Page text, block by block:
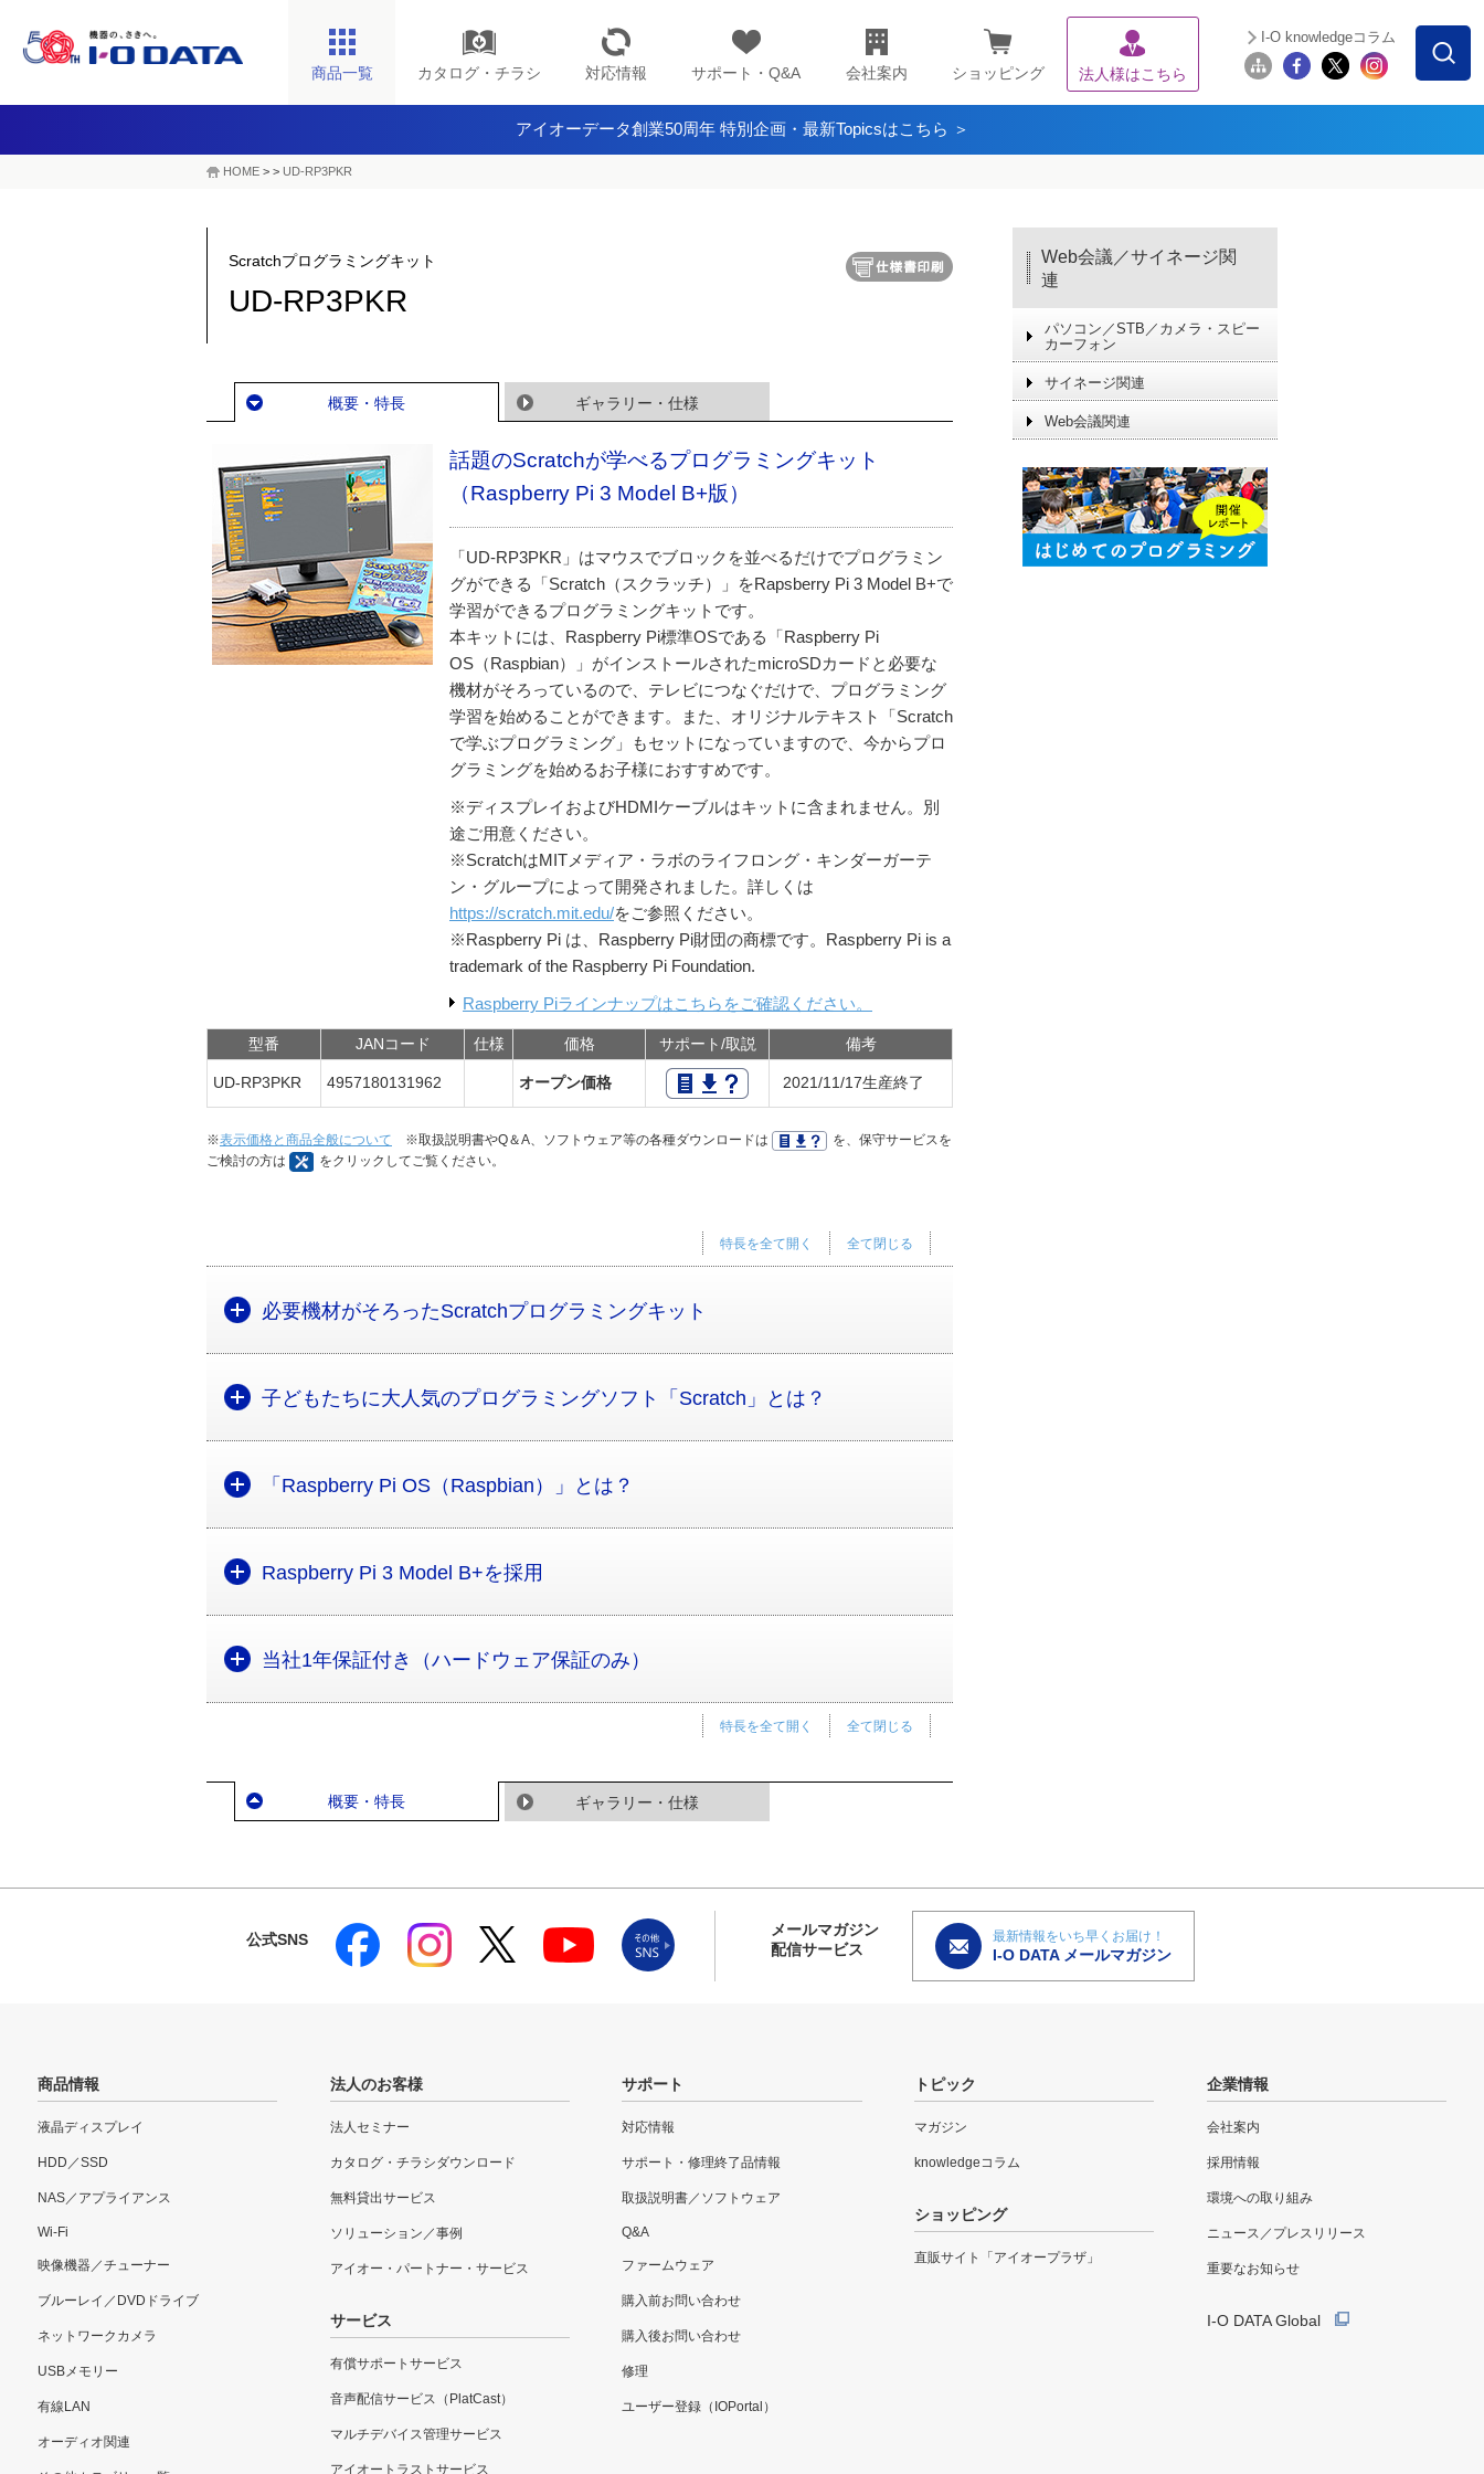
商品一覧 カタログ・チラシ 対応情報 サポート・Q&A 会社案内 ショッピング 法人様はこちら
I-O knowledgeコラム
アイオーデータ創業50周年 特別企画・最新Topicsはこちら ＞
HOME > > UD-RP3PKR
Scratchプログラミングキット
UD-RP3PKR
概要・特長 ギャラリー・仕様
話題のScratchが学べるプログラミングキット
（Raspberry Pi 3 Model B+版）
「UD-RP3PKR」はマウスでブロックを並べるだけでプログラミン
グができる「Scratch（スクラッチ）」をRapsberry Pi 3 Model B+で
学習ができるプログラミングキットです。
本キットには、Raspberry Pi標準OSである「Raspberry Pi
OS（Raspbian）」がインストールされたmicroSDカードと必要な
機材がそろっているので、テレビにつなぐだけで、プログラミング
学習を始めることができます。また、オリジナルテキスト「Scratch
で学ぶプログラミング」もセットになっていますので、今からプロ
グラミングを始めるお子様におすすめです。
※ディスプレイおよびHDMIケーブルはキットに含まれません。別
途ご用意ください。
※ScratchはMITメディア・ラボのライフロング・キンダーガーテ
ン・グループによって開発されました。詳しくは
https://scratch.mit.edu/をご参照ください。
※Raspberry Pi は、Raspberry Pi財団の商標です。Raspberry Pi is a
trademark of the Raspberry Pi Foundation.
Raspberry Piラインナップはこちらをご確認ください。
型番 JANコード 仕様 価格 サポート/取説 備考
UD-RP3PKR 4957180131962 オープン価格 2021/11/17生産終了
※表示価格と商品全般について ※取扱説明書やQ＆A、ソフトウェア等の各種ダウンロードは
を、保守サービスを
ご検討の方は
をクリックしてご覧ください。
全て閉じる
特長を全て開く
必要機材がそろったScratchプログラミングキット
子どもたちに大人気のプログラミングソフト「Scratch」とは？
「Raspberry Pi OS（Raspbian）」とは？
Raspberry Pi 3 Model B+を採用
当社1年保証付き（ハードウェア保証のみ）
全て閉じる
特長を全て開く
概要・特長 ギャラリー・仕様
Web会議／サイネージ関
連
パソコン／STB／カメラ・スピー
カーフォン
サイネージ関連
Web会議関連
公式SNS
メールマガジン
配信サービス
最新情報をいち早くお届け！
I-O DATA メールマガジン
商品情報
液晶ディスプレイ
HDD／SSD
NAS／アプライアンス
Wi-Fi
映像機器／チューナー
ブルーレイ／DVDドライブ
ネットワークカメラ
USBメモリー
有線LAN
オーディオ関連
法人のお客様
法人セミナー
カタログ・チラシダウンロード
無料貸出サービス
ソリューション／事例
アイオー・パートナー・サービス
サービス
有償サポートサービス
音声配信サービス（PlatCast）
マルチデバイス管理サービス
アイオートラストサービス
サポート
対応情報
サポート・修理終了品情報
取扱説明書／ソフトウェア
Q&A
ファームウェア
購入前お問い合わせ
購入後お問い合わせ
修理
ユーザー登録（IOPortal）
トピック
マガジン
knowledgeコラム
ショッピング
直販サイト「アイオープラザ」
企業情報
会社案内
採用情報
環境への取り組み
ニュース／プレスリリース
重要なお知らせ
I-O DATA Global